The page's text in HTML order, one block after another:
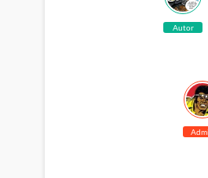
Autor